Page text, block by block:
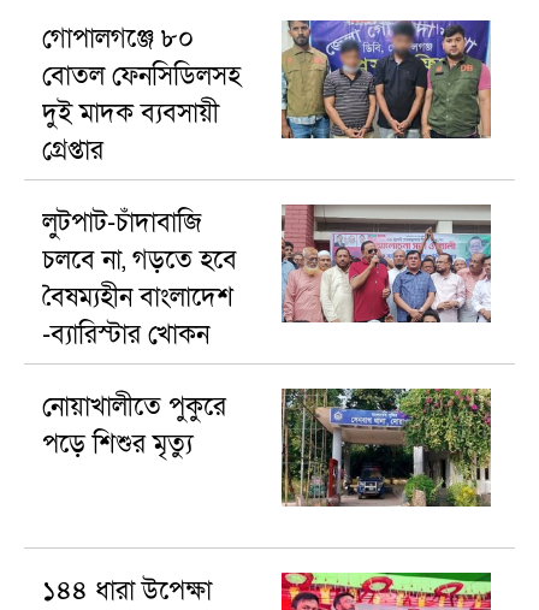
গোপালগঞ্জে ৮০
বোতল ফেনসিডিলসহ
দুই মাদক ব্যবসায়ী
গ্রেপ্তার
লুটপাট-চাঁদাবাজি
চলবে না, গড়তে হবে
বৈষম্যহীন বাংলাদেশ
-ব্যারিস্টার খোকন
নোয়াখালীতে পুকুরে
পড়ে শিশুর মৃত্যু
১৪৪ ধারা উপেক্ষা